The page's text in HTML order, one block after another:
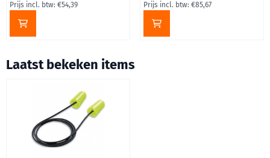
Prijs incl. btw: €54,39 Prijs incl. btw: €85,67
Laatst bekeken items